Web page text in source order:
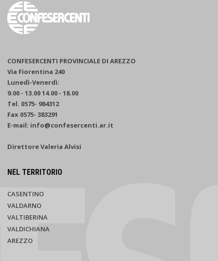
CONFESERCENTI PROVINCIALE DI AREZZO
Via Fiorentina 240
Lunedì-Venerdì:
9.00 - 13.00 14.00 - 18.00
Tel. 0575- 984312
Fax 0575- 383291
E-mail: info@confesercenti.ar.it
Direttore Valeria Alvisi
NEL TERRITORIO
CASENTINO
VALDARNO
VALTIBERINA
VALDICHIANA
AREZZO